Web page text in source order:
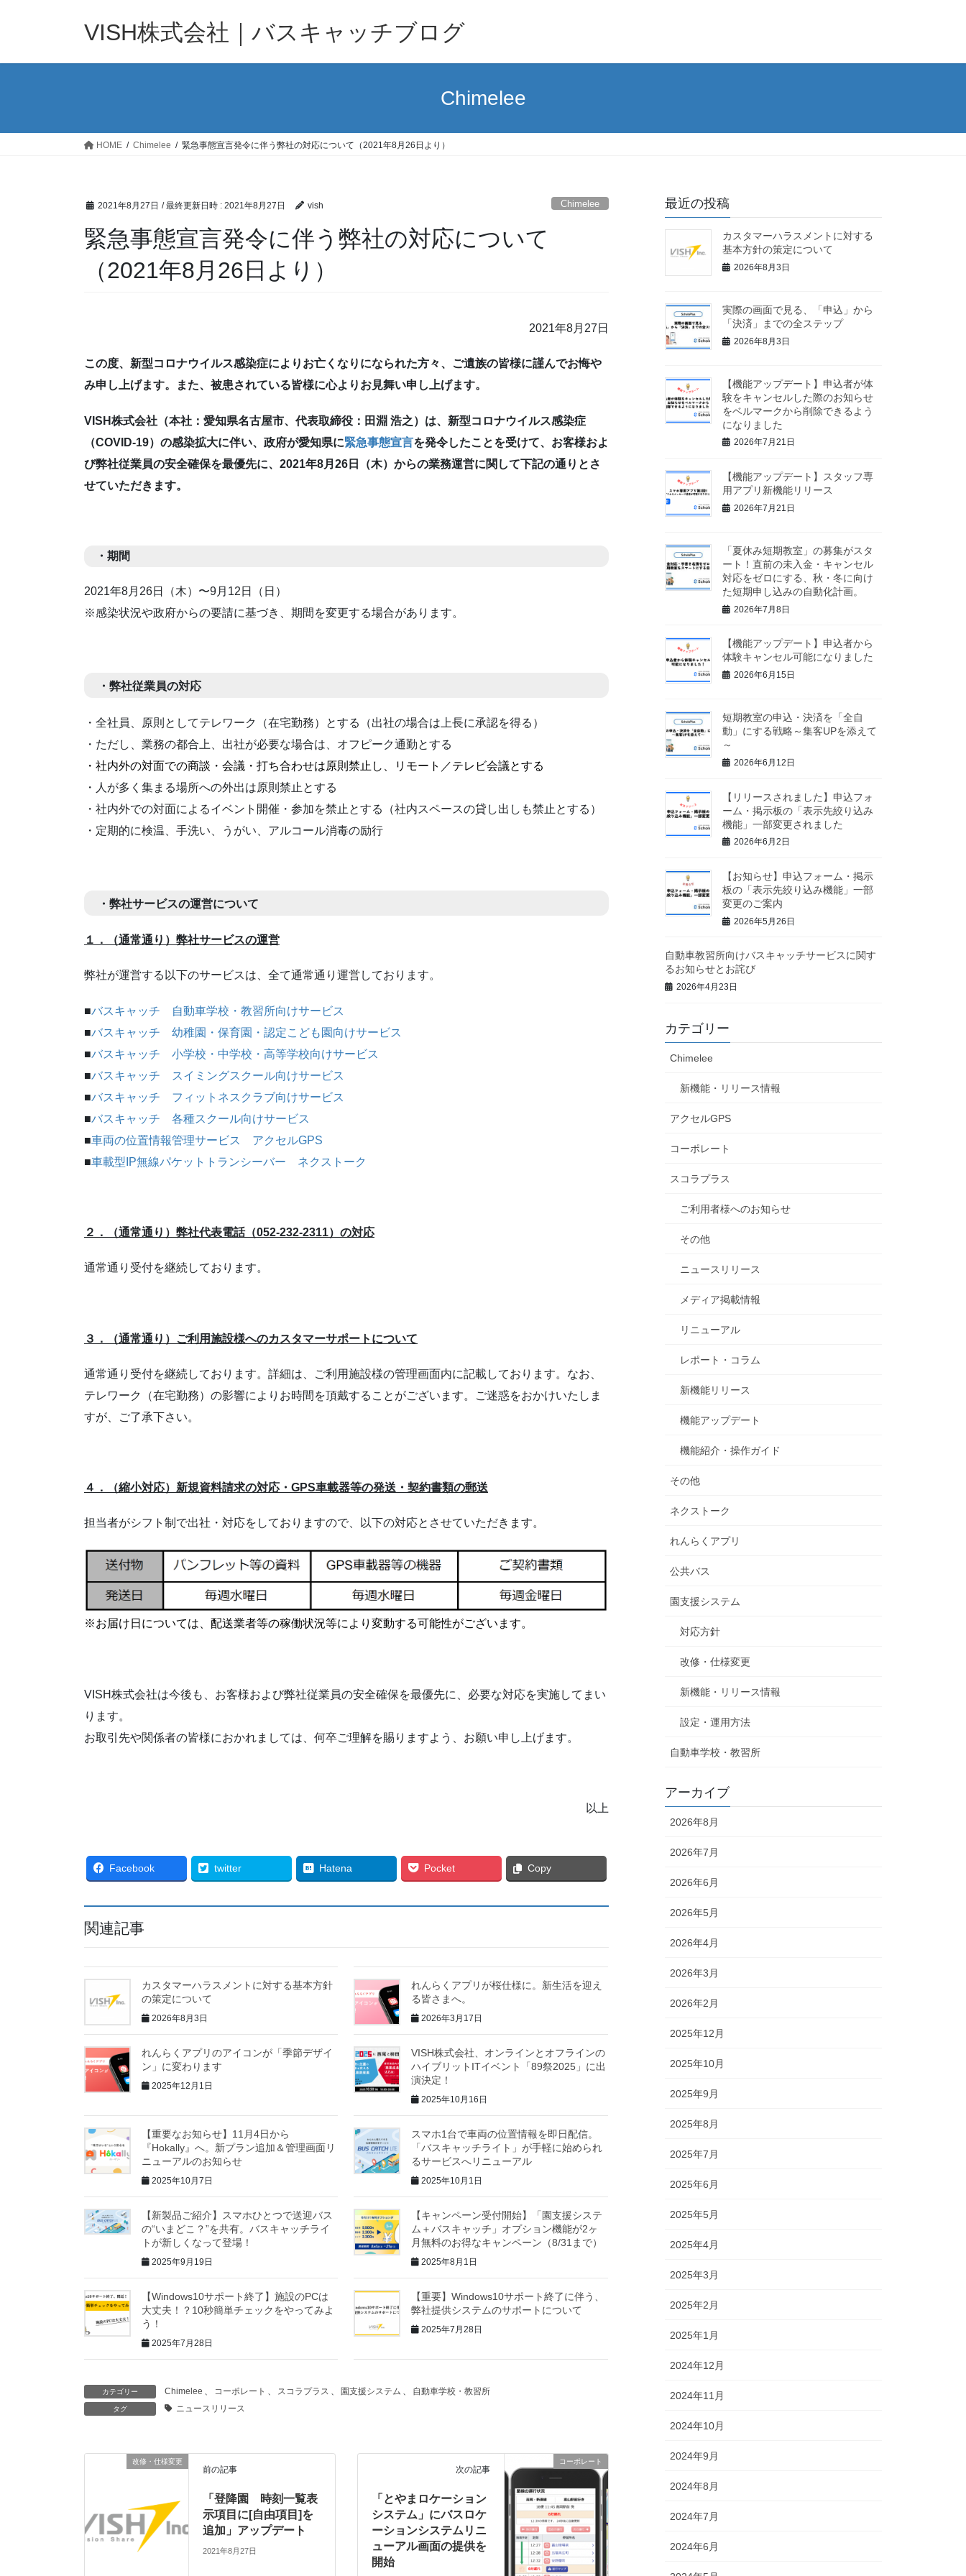
VISH株式会社｜バスキャッチブログ
Chimelee
HOME Chimelee 緊急事態宣言発令に伴う弊社の対応について（2021年8月26日より）
2021年8月27日 / 最終更新日時 : 2021年8月27日 vish Chimelee
緊急事態宣言発令に伴う弊社の対応について
（2021年8月26日より）
2021年8月27日
この度、新型コロナウイルス感染症によりお亡くなりになられた方々、ご遺族の皆様に謹んでお悔や
み申し上げます。また、被患されている皆様に心よりお見舞い申し上げます。
VISH株式会社（本社：愛知県名古屋市、代表取締役：田淵 浩之）は、新型コロナウイルス感染症
（COVID-19）の感染拡大に伴い、政府が愛知県に緊急事態宣言を発令したことを受けて、お客様およ
び弊社従業員の安全確保を最優先に、2021年8月26日（木）からの業務運営に関して下記の通りとさ
せていただきます。
・期間
2021年8月26日（木）〜9月12日（日）
※感染状況や政府からの要請に基づき、期間を変更する場合があります。
・弊社従業員の対応
・全社員、原則としてテレワーク（在宅勤務）とする（出社の場合は上長に承認を得る）
・ただし、業務の都合上、出社が必要な場合は、オフピーク通勤とする
・社内外の対面での商談・会議・打ち合わせは原則禁止し、リモート／テレビ会議とする
・人が多く集まる場所への外出は原則禁止とする
・社内外での対面によるイベント開催・参加を禁止とする（社内スペースの貸し出しも禁止とする）
・定期的に検温、手洗い、うがい、アルコール消毒の励行
・弊社サービスの運営について
１．（通常通り）弊社サービスの運営
弊社が運営する以下のサービスは、全て通常通り運営しております。
■バスキャッチ 自動車学校・教習所向けサービス
■バスキャッチ 幼稚園・保育園・認定こども園向けサービス
■バスキャッチ 小学校・中学校・高等学校向けサービス
■バスキャッチ スイミングスクール向けサービス
■バスキャッチ フィットネスクラブ向けサービス
■バスキャッチ 各種スクール向けサービス
■車両の位置情報管理サービス アクセルGPS
■車載型IP無線パケットトランシーバー ネクストーク
２．（通常通り）弊社代表電話（052-232-2311）の対応
通常通り受付を継続しております。
３．（通常通り）ご利用施設様へのカスタマーサポートについて
通常通り受付を継続しております。詳細は、ご利用施設様の管理画面内に記載しております。なお、
テレワーク（在宅勤務）の影響によりお時間を頂戴することがございます。ご迷惑をおかけいたしま
すが、ご了承下さい。
４． （縮小対応）新規資料請求の対応・GPS車載器等の発送・契約書類の郵送
担当者がシフト制で出社・対応をしておりますので、以下の対応とさせていただきます。
※お届け日については、配送業者等の稼働状況等により変動する可能性がございます。
VISH株式会社は今後も、お客様および弊社従業員の安全確保を最優先に、必要な対応を実施してまい
ります。
お取引先や関係者の皆様におかれましては、何卒ご理解を賜りますよう、お願い申し上げます。
以上
Facebook twitter Hatena Pocket Copy
関連記事
カスタマーハラスメントに対する基本方針
の策定について
2026年8月3日
れんらくアプリが桜仕様に。新生活を迎え
る皆さまへ。
2026年3月17日
れんらくアプリのアイコンが「季節デザイ
ン」に変わります
2025年12月1日
VISH株式会社、オンラインとオフラインの
ハイブリットITイベント「89祭2025」に出
演決定！
2025年10月16日
【重要なお知らせ】11月4日から
『Hokally』へ。新プラン追加＆管理画面リ
ニューアルのお知らせ
2025年10月7日
スマホ1台で車両の位置情報を即日配信。
「バスキャッチライト」が手軽に始められ
るサービスへリニューアル
2025年10月1日
【新製品ご紹介】スマホひとつで送迎バス
の“いまどこ？”を共有。バスキャッチライ
トが新しくなって登場！
2025年9月19日
【キャンペーン受付開始】「園支援システ
ム＋バスキャッチ」オプション機能が2ヶ
月無料のお得なキャンペーン（8/31まで）
2025年8月1日
【Windows10サポート終了】施設のPCは
大丈夫！？10秒簡単チェックをやってみよ
う！
2025年7月28日
【重要】Windows10サポート終了に伴う、
弊社提供システムのサポートについて
2025年7月28日
カテゴリー Chimelee コーポレート スコラプラス 園支援システム 自動車学校・教習所
タグ ニュースリリース
改修・仕様変更
前の記事
「登降園 時刻一覧表
示項目に[自由項目]を
追加」アップデート
2021年8月27日
コーポレート
次の記事
「とやまロケーション
システム」にバスロケ
ーションシステムリニ
ューアル画面の提供を
開始
最近の投稿
カスタマーハラスメントに対する
基本方針の策定について
2026年8月3日
実際の画面で見る、「申込」から
「決済」までの全ステップ
2026年8月3日
【機能アップデート】申込者が体
験をキャンセルした際のお知らせ
をベルマークから削除できるよう
になりました
2026年7月21日
【機能アップデート】スタッフ専
用アプリ新機能リリース
2026年7月21日
「夏休み短期教室」の募集がスタ
ート！直前の未入金・キャンセル
対応をゼロにする、秋・冬に向け
た短期申し込みの自動化計画。
2026年7月8日
【機能アップデート】申込者から
体験キャンセル可能になりました
2026年6月15日
短期教室の申込・決済を「全自
動」にする戦略～集客UPを添えて
～
2026年6月12日
【リリースされました】申込フォ
ーム・掲示板の「表示先絞り込み
機能」一部変更されました
2026年6月2日
【お知らせ】申込フォーム・掲示
板の「表示先絞り込み機能」一部
変更のご案内
2026年5月26日
自動車教習所向けバスキャッチサービスに関す
るお知らせとお詫び
2026年4月23日
カテゴリー
Chimelee
新機能・リリース情報
アクセルGPS
コーポレート
スコラプラス
ご利用者様へのお知らせ
その他
ニュースリリース
メディア掲載情報
リニューアル
レポート・コラム
新機能リリース
機能アップデート
機能紹介・操作ガイド
その他
ネクストーク
れんらくアプリ
公共バス
園支援システム
対応方針
改修・仕様変更
新機能・リリース情報
設定・運用方法
自動車学校・教習所
アーカイブ
2026年8月
2026年7月
2026年6月
2026年5月
2026年4月
2026年3月
2026年2月
2025年12月
2025年10月
2025年9月
2025年8月
2025年7月
2025年6月
2025年5月
2025年4月
2025年3月
2025年2月
2025年1月
2024年12月
2024年11月
2024年10月
2024年9月
2024年8月
2024年7月
2024年6月